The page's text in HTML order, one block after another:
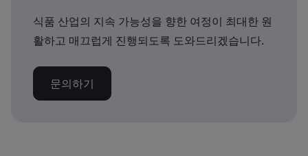
식품 산업의 지속 가능성을 향한 여정이 최대한 원
활하고 매끄럽게 진행되도록 도와드리겠습니다.
문의하기